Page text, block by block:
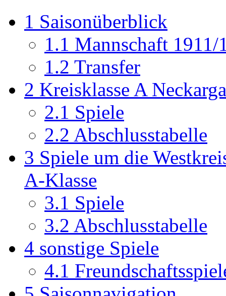
1 Saisonüberblick
1.1 Mannschaft 1911/
1.2 Transfer
2 Kreisklasse A
2.1 Spiele
2.2 Abschlusstabelle
3 Spiele um die
A-Klasse
3.1 Spiele
3.2 Abschlusstabelle
4 sonstige Spiele
4.1